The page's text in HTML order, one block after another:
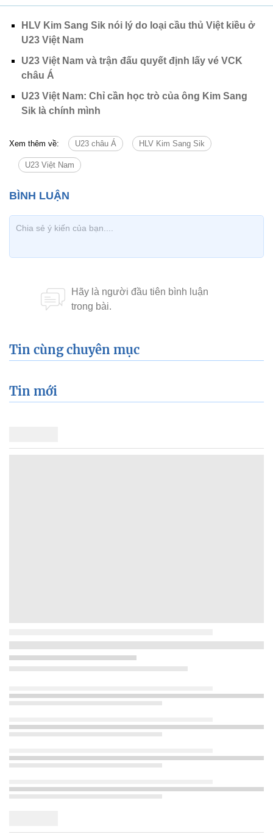
HLV Kim Sang Sik nói lý do loại cầu thủ Việt kiều ở
U23 Việt Nam
U23 Việt Nam và trận đấu quyết định lấy vé VCK
châu Á
U23 Việt Nam: Chỉ cần học trò của ông Kim Sang
Sik là chính mình
Xem thêm về: U23 châu Á HLV Kim Sang Sik
U23 Việt Nam
Tin cùng chuyên mục
Tin mới